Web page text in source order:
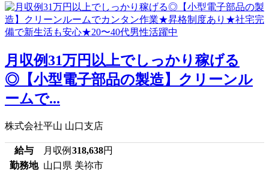
月収例31万円以上でしっかり稼げる
◎【小型電子部品の製造】クリーンル
ームで...
株式会社平山 山口支店
給与 月収例 318,638円
勤務地 山口県 美祢市